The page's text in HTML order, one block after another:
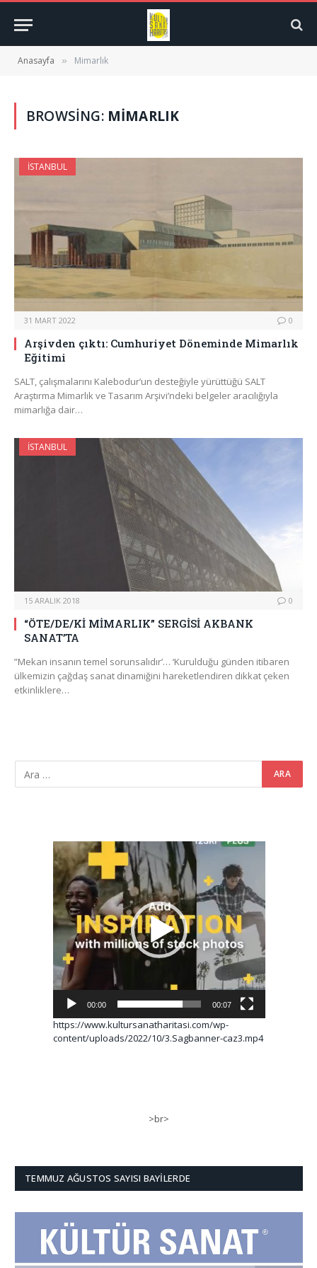
Anasayfa » Mimarlık
BROWSING: MIMARLIK
İSTANBUL
31 MART 2022 0
Arşivden çıktı: Cumhuriyet Döneminde Mimarlık
Eğitimi
SALT, çalışmalarını Kalebodur’un desteğiyle yürüttüğü SALT
Araştırma Mimarlık ve Tasarım Arşivi’ndeki belgeler aracılığıyla
mimarlığa dair…
İSTANBUL
15 ARALIK 2018 0
“ÖTE/DE/Kİ MİMARLIK” SERGİSİ AKBANK
SANAT’TA
”Mekan insanın temel sorunsalıdır’… ‘Kurulduğu günden itibaren
ülkemizin çağdaş sanat dinamiğini hareketlendiren dikkat çeken
etkinliklere…
Video
oynatıcı
00:00 00:07
https://www.kultursanatharitasi.com/wp-
content/uploads/2022/10/3.Sagbanner-caz3.mp4
>br>
TEMMUZ AĞUSTOS SAYISI BAYILERDE